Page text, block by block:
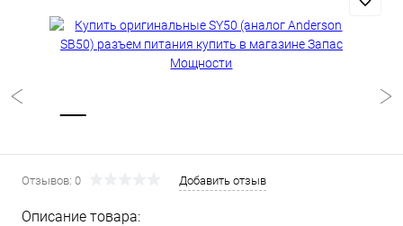
Отзывов: 0 Добавить отзыв
Описание товара: